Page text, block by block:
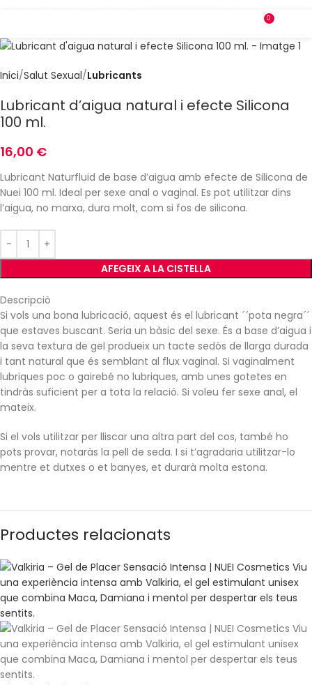
0
Inici Salut Sexual Lubricants
Lubricant d’aigua natural i efecte Silicona
100 ml.
16,00 €
Lubricant Naturfluid de base d’aigua amb efecte de Silicona de
Nuei 100 ml. Ideal per sexe anal o vaginal. Es pot utilitzar dins
l’aigua, no marxa, dura molt, com si fos de silicona.
AFEGEIX A LA CISTELLA
Descripció
Si vols una bona lubricació, aquest és el lubricant ´´pota negra´´
que estaves buscant. Seria un bàsic del sexe. És a base d’aigua i
la seva textura de gel produeix un tacte sedós de llarga durada
i tant natural que és semblant al flux vaginal. Si vaginalment
lubriques poc o gairebé no lubriques, amb unes gotetes en
tindràs suficient per a tota la relació. Si voleu fer sexe anal, el
mateix.
Si el vols utilitzar per lliscar una altra part del cos, també ho
pots provar, notaràs la pell de seda. I si t’agradaria utilitzar-lo
mentre et dutxes o et banyes, et durarà molta estona.
Característiques:
A base d’ingredients naturals.
Compatible amb preservatius i joguines de tota mena.
Textura ultradensa per a més lliscament i durada.
No conté silicones.
Envàs de 100 ml.
Marca: Nuei.
Productes relacionats